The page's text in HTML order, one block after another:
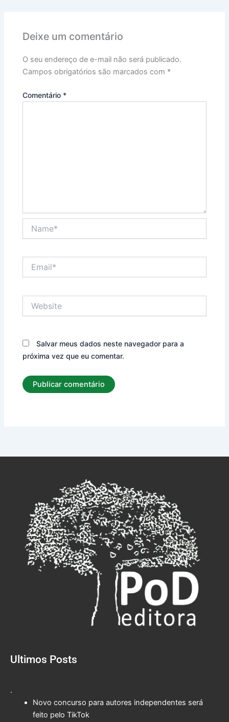
Deixe um comentário
O seu endereço de e-mail não será publicado.
Campos obrigatórios são marcados com *
Comentário *
Salvar meus dados neste navegador para a
próxima vez que eu comentar.
Ultimos Posts
.
Novo concurso para autores independentes será
feito pelo TikTok